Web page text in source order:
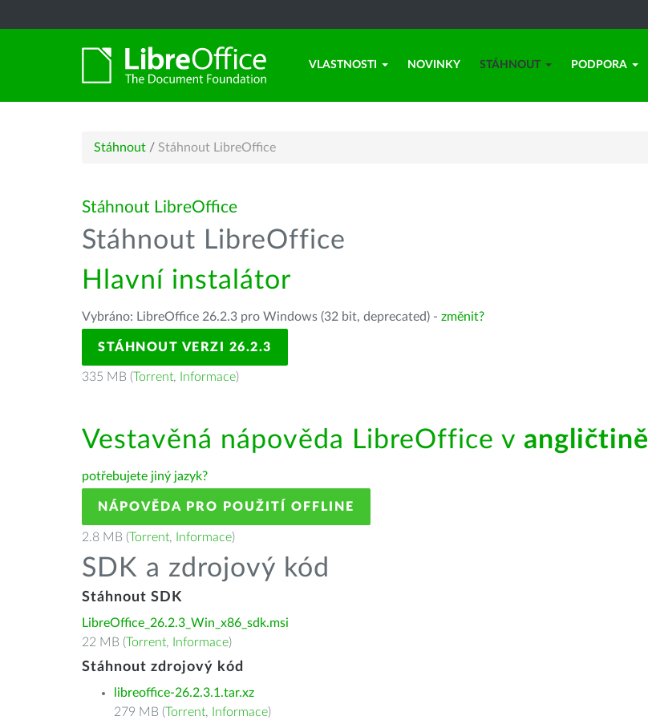
VLASTNOSTI NOVINKY STÁHNOUT PODPORA
Stáhnout / Stáhnout LibreOffice
Stáhnout LibreOffice
Stáhnout LibreOffice
Hlavní instalátor
Vybráno: LibreOffice 26.2.3 pro Windows (32 bit, deprecated) - změnit?
STÁHNOUT VERZI 26.2.3
335 MB (Torrent, Informace)
Vestavěná nápověda LibreOffice v angličtině
potřebujete jiný jazyk?
NÁPOVĚDA PRO POUŽITÍ OFFLINE
2.8 MB (Torrent, Informace)
SDK a zdrojový kód
Stáhnout SDK
LibreOffice_26.2.3_Win_x86_sdk.msi
22 MB (Torrent, Informace)
Stáhnout zdrojový kód
libreoffice-26.2.3.1.tar.xz
279 MB (Torrent, Informace)